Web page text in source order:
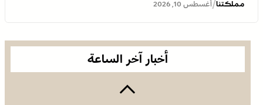
مملكتنا/أغسطس 10, 2026
أخبار آخر الساعة